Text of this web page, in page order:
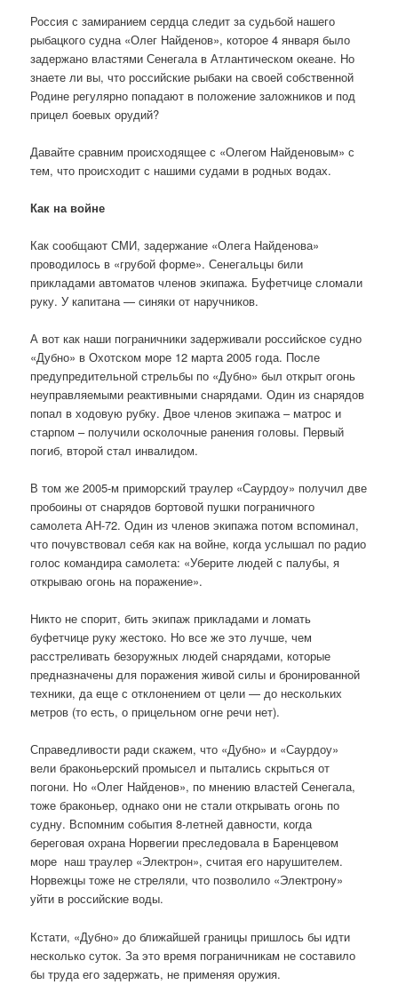
Россия с замиранием сердца следит за судьбой нашего
рыбацкого судна «Олег Найденов», которое 4 января было
задержано властями Сенегала в Атлантическом океане. Но
знаете ли вы, что российские рыбаки на своей собственной
Родине регулярно попадают в положение заложников и под
прицел боевых орудий?
Давайте сравним происходящее с «Олегом Найденовым» с
тем, что происходит с нашими судами в родных водах.
Как на войне
Как сообщают СМИ, задержание «Олега Найденова»
проводилось в «грубой форме». Сенегальцы били
прикладами автоматов членов экипажа. Буфетчице сломали
руку. У капитана — синяки от наручников.
А вот как наши пограничники задерживали российское судно
«Дубно» в Охотском море 12 марта 2005 года. После
предупредительной стрельбы по «Дубно» был открыт огонь
неуправляемыми реактивными снарядами. Один из снарядов
попал в ходовую рубку. Двое членов экипажа – матрос и
старпом – получили осколочные ранения головы. Первый
погиб, второй стал инвалидом.
В том же 2005-м приморский траулер «Саурдоу» получил две
пробоины от снарядов бортовой пушки пограничного
самолета АН-72. Один из членов экипажа потом вспоминал,
что почувствовал себя как на войне, когда услышал по радио
голос командира самолета: «Уберите людей с палубы, я
открываю огонь на поражение».
Никто не спорит, бить экипаж прикладами и ломать
буфетчице руку жестоко. Но все же это лучше, чем
расстреливать безоружных людей снарядами, которые
предназначены для поражения живой силы и бронированной
техники, да еще с отклонением от цели — до нескольких
метров (то есть, о прицельном огне речи нет).
Справедливости ради скажем, что «Дубно» и «Саурдоу»
вели браконьерский промысел и пытались скрыться от
погони. Но «Олег Найденов», по мнению властей Сенегала,
тоже браконьер, однако они не стали открывать огонь по
судну. Вспомним события 8-летней давности, когда
береговая охрана Норвегии преследовала в Баренцевом
море наш траулер «Электрон», считая его нарушителем.
Норвежцы тоже не стреляли, что позволило «Электрону»
уйти в российские воды.
Кстати, «Дубно» до ближайшей границы пришлось бы идти
несколько суток. За это время пограничникам не составило
бы труда его задержать, не применяя оружия.